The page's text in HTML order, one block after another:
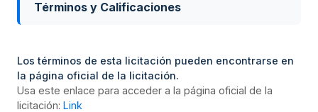
Términos y Calificaciones
Los términos de esta licitación pueden encontrarse en
la página oficial de la licitación.
Usa este enlace para acceder a la página oficial de la
licitación: Link